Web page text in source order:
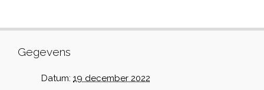
Gegevens
Datum: 19 december 2022